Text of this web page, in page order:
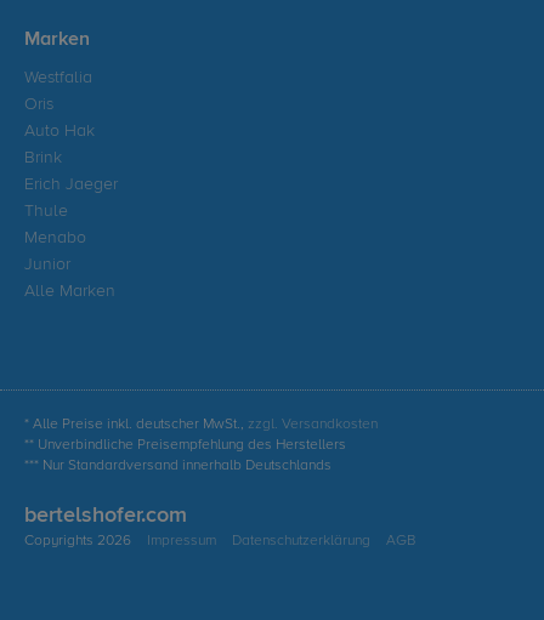
Marken
Westfalia
Oris
Auto Hak
Brink
Erich Jaeger
Thule
Menabo
Junior
Alle Marken
* Alle Preise inkl. deutscher MwSt., zzgl. Versandkosten
** Unverbindliche Preisempfehlung des Herstellers
*** Nur Standardversand innerhalb Deutschlands
bertelshofer.com
Copyrights 2026 Impressum Datenschutzerklärung AGB